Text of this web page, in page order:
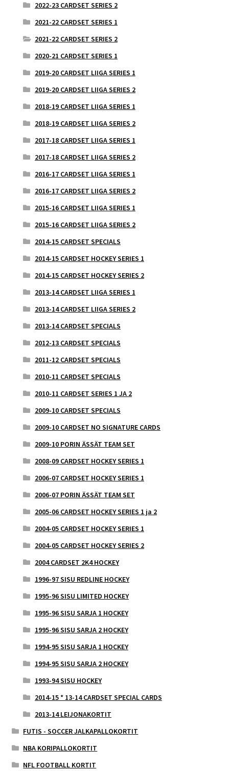
2022-23 CARDSET SERIES 2
2021-22 CARDSET SERIES 1
2021-22 CARDSET SERIES 2
2020-21 CARDSET SERIES 1
2019-20 CARDSET LIIGA SERIES 1
2019-20 CARDSET LIIGA SERIES 2
2018-19 CARDSET LIIGA SERIES 1
2018-19 CARDSET LIIGA SERIES 2
2017-18 CARDSET LIIGA SERIES 1
2017-18 CARDSET LIIGA SERIES 2
2016-17 CARDSET LIIGA SERIES 1
2016-17 CARDSET LIIGA SERIES 2
2015-16 CARDSET LIIGA SERIES 1
2015-16 CARDSET LIIGA SERIES 2
2014-15 CARDSET SPECIALS
2014-15 CARDSET HOCKEY SERIES 1
2014-15 CARDSET HOCKEY SERIES 2
2013-14 CARDSET LIIGA SERIES 1
2013-14 CARDSET LIIGA SERIES 2
2013-14 CARDSET SPECIALS
2012-13 CARDSET SPECIALS
2011-12 CARDSET SPECIALS
2010-11 CARDSET SPECIALS
2010-11 CARDSET SERIES 1 JA 2
2009-10 CARDSET SPECIALS
2009-10 CARDSET NO SIGNATURE CARDS
2009-10 PORIN ÄSSÄT TEAM SET
2008-09 CARDSET HOCKEY SERIES 1
2006-07 CARDSET HOCKEY SERIES 1
2006-07 PORIN ÄSSÄT TEAM SET
2005-06 CARDSET HOCKEY SERIES 1 ja 2
2004-05 CARDSET HOCKEY SERIES 1
2004-05 CARDSET HOCKEY SERIES 2
2004 CARDSET 2K4 HOCKEY
1996-97 SISU REDLINE HOCKEY
1995-96 SISU LIMITED HOCKEY
1995-96 SISU SARJA 1 HOCKEY
1995-96 SISU SARJA 2 HOCKEY
1994-95 SISU SARJA 1 HOCKEY
1994-95 SISU SARJA 2 HOCKEY
1993-94 SISU HOCKEY
2014-15 * 13-14 CARDSET SPECIAL CARDS
2013-14 LEIJONAKORTIT
FUTIS - SOCCER JALKAPALLOKORTIT
NBA KORIPALLOKORTIT
NFL FOOTBALL KORTIT